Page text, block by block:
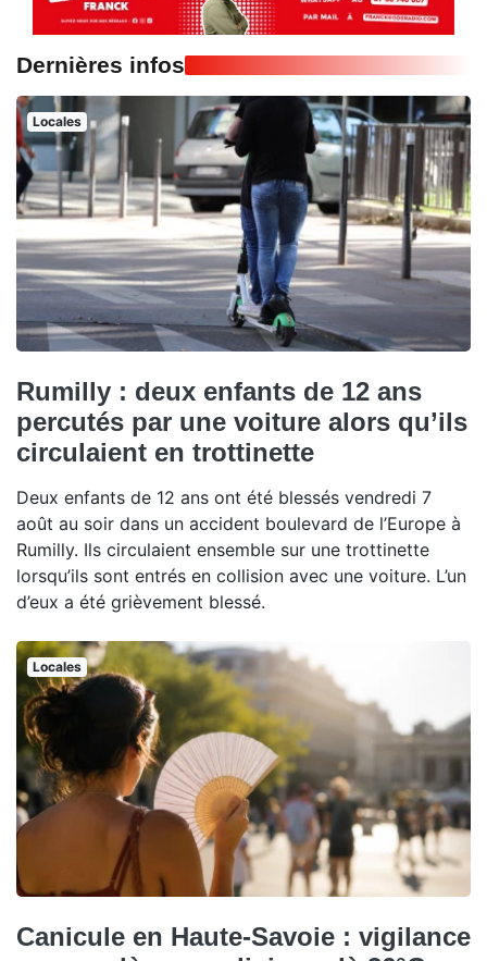
Dernières infos
Locales
Rumilly : deux enfants de 12 ans
percutés par une voiture alors qu’ils
circulaient en trottinette
Deux enfants de 12 ans ont été blessés vendredi 7
août au soir dans un accident boulevard de l’Europe à
Rumilly. Ils circulaient ensemble sur une trottinette
lorsqu’ils sont entrés en collision avec une voiture. L’un
d’eux a été grièvement blessé.
Locales
Canicule en Haute-Savoie : vigilance